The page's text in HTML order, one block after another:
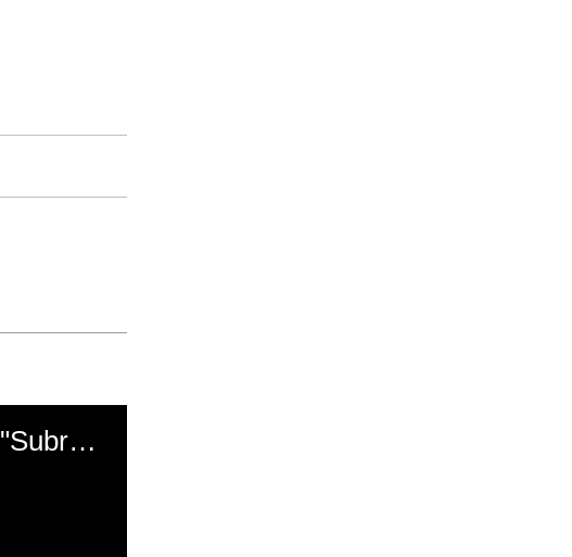
El mal momento de Yanina Gasañol con un hincha argentino en "Subrayado"